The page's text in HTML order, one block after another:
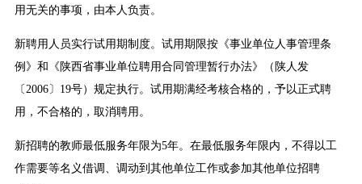
用无关的事项，由本人负责。
新聘用人员实行试用期制度。试用期限按《事业单位人事管理条
例》和《陕西省事业单位聘用合同管理暂行办法》（陕人发
〔2006〕19号）规定执行。试用期满经考核合格的，予以正式聘
用，不合格的，取消聘用。
新招聘的教师最低服务年限为5年。在最低服务年限内，不得以工
作需要等名义借调、调动到其他单位工作或参加其他单位招聘